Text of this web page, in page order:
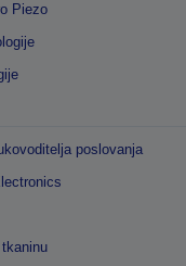
Piezo
poslovanja